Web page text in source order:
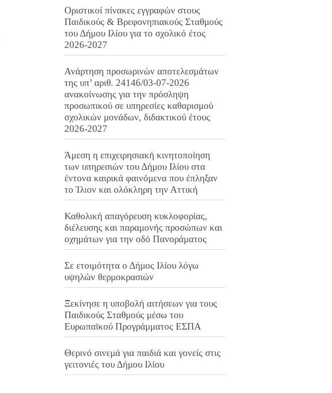
Οριστικοί πίνακες εγγραφών στους
Παιδικούς & Βρεφονηπιακούς Σταθμούς
του Δήμου Ιλίου για το σχολικό έτος
2026-2027
Ανάρτηση προσωρινών αποτελεσμάτων
της υπ’ αριθ. 24146/03-07-2026
ανακοίνωσης για την πρόσληψη
προσωπικού σε υπηρεσίες καθαρισμού
σχολικών μονάδων, διδακτικού έτους
2026-2027
Άμεση η επιχειρησιακή κινητοποίηση
των υπηρεσιών του Δήμου Ιλίου στα
έντονα καιρικά φαινόμενα που έπληξαν
το Ίλιον και ολόκληρη την Αττική
Καθολική απαγόρευση κυκλοφορίας,
διέλευσης και παραμονής προσώπων και
οχημάτων για την οδό Πανοράματος
Σε ετοιμότητα ο Δήμος Ιλίου λόγω
υψηλών θερμοκρασιών
Ξεκίνησε η υποβολή αιτήσεων για τους
Παιδικούς Σταθμούς μέσω του
Ευρωπαϊκού Προγράμματος ΕΣΠΑ
Θερινό σινεμά για παιδιά και γονείς στις
γειτονιές του Δήμου Ιλίου